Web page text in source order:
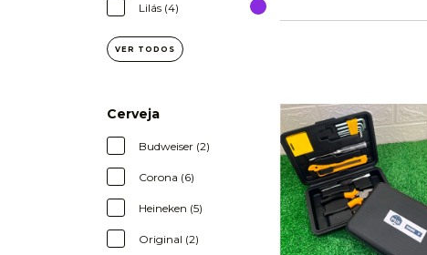
Lilás (4)
VER TODOS
Cerveja
Budweiser (2)
Corona (6)
Heineken (5)
Original (2)